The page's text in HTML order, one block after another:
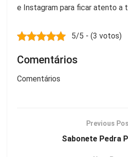
e Instagram para ficar atento a
5/5 - (3 votos)
Comentários
Comentários
Previous
Sabonete Pedra